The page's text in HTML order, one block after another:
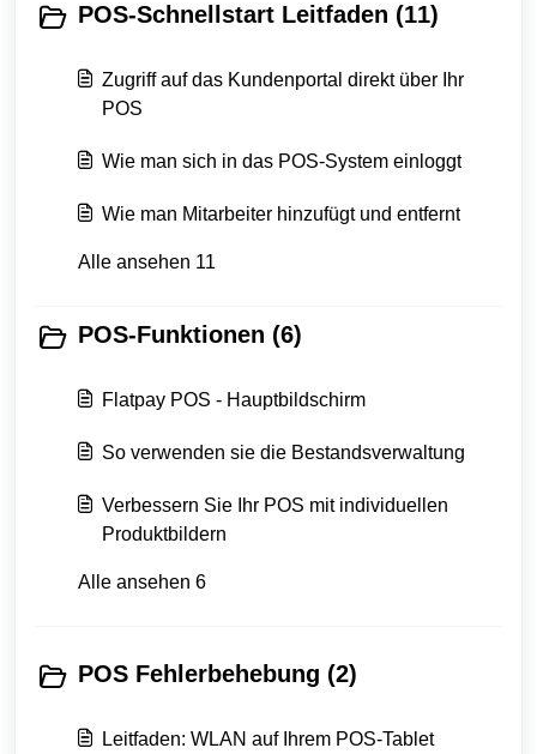
POS-Schnellstart Leitfaden (11)
Zugriff auf das Kundenportal direkt über Ihr
POS
Wie man sich in das POS-System einloggt
Wie man Mitarbeiter hinzufügt und entfernt
Alle ansehen 11
POS-Funktionen (6)
Flatpay POS - Hauptbildschirm
So verwenden sie die Bestandsverwaltung
Verbessern Sie Ihr POS mit individuellen
Produktbildern
Alle ansehen 6
POS Fehlerbehebung (2)
Leitfaden: WLAN auf Ihrem POS-Tablet